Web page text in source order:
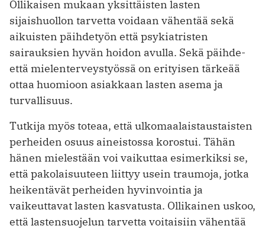
Ollikaisen mukaan yksittäisten lasten
sijaishuollon tarvetta voidaan vähentää sekä
aikuisten päihdetyön että psykiatristen
sairauksien hyvän hoidon avulla. Sekä päihde-
että mielenterveystyössä on erityisen tärkeää
ottaa huomioon asiakkaan lasten asema ja
turvallisuus.
Tutkija myös toteaa, että ulkomaalaistaustaisten
perheiden osuus aineistossa korostui. Tähän
hänen mielestään voi vaikuttaa esimerkiksi se,
että pakolaisuuteen liittyy usein traumoja, jotka
heikentävät perheiden hyvinvointia ja
vaikeuttavat lasten kasvatusta. Ollikainen uskoo,
että lastensuojelun tarvetta voitaisiin vähentää